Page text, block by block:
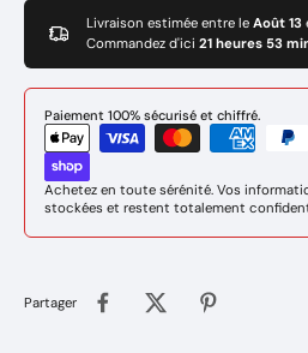
Livraison estimée entre le Août 13
Commandez d'ici 21 heures 53
Paiement 100% sécurisé et chiffré.
Achetez en toute sérénité. Vos
stockées et restent totalement
Partager